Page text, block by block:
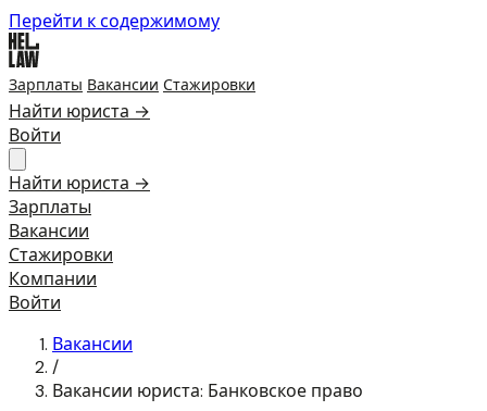
Перейти к содержимому
Зарплаты Вакансии Стажировки
Найти юриста →
Войти
Найти юриста →
Зарплаты
Вакансии
Стажировки
Компании
Войти
Вакансии
/
Вакансии юриста: Банковское право